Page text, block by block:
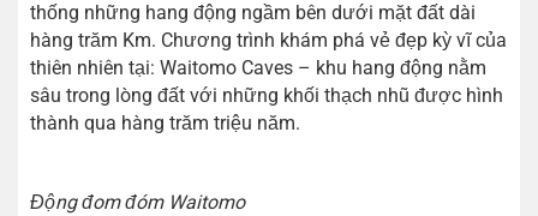
thống những hang động ngầm bên dưới mặt đất dài
hàng trăm Km. Chương trình khám phá vẻ đẹp kỳ vĩ của
thiên nhiên tại: Waitomo Caves – khu hang động nằm
sâu trong lòng đất với những khối thạch nhũ được hình
thành qua hàng trăm triệu năm.
Động đom đóm Waitomo